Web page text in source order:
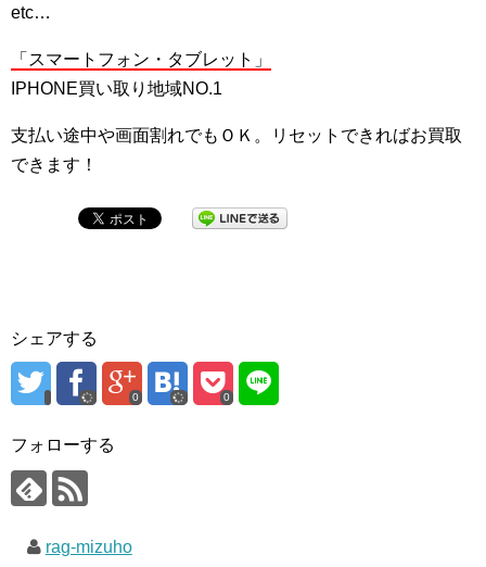
etc…
「スマートフォン・タブレット」
IPHONE買い取り地域NO.1
支払い途中や画面割れでもＯＫ。リセットできればお買取
できます！
シェアする
0 0
フォローする
rag-mizuho